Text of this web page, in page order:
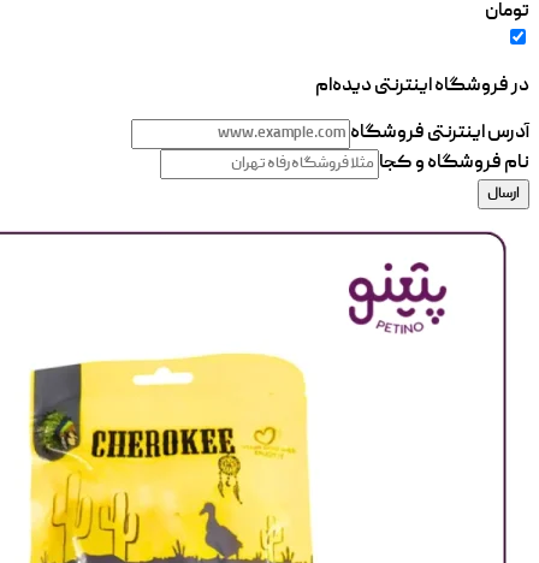
تومان
در فروشگاه اینترنتی دیده‌ام
آدرس اینترنتی فروشگاه
نام فروشگاه و کجا